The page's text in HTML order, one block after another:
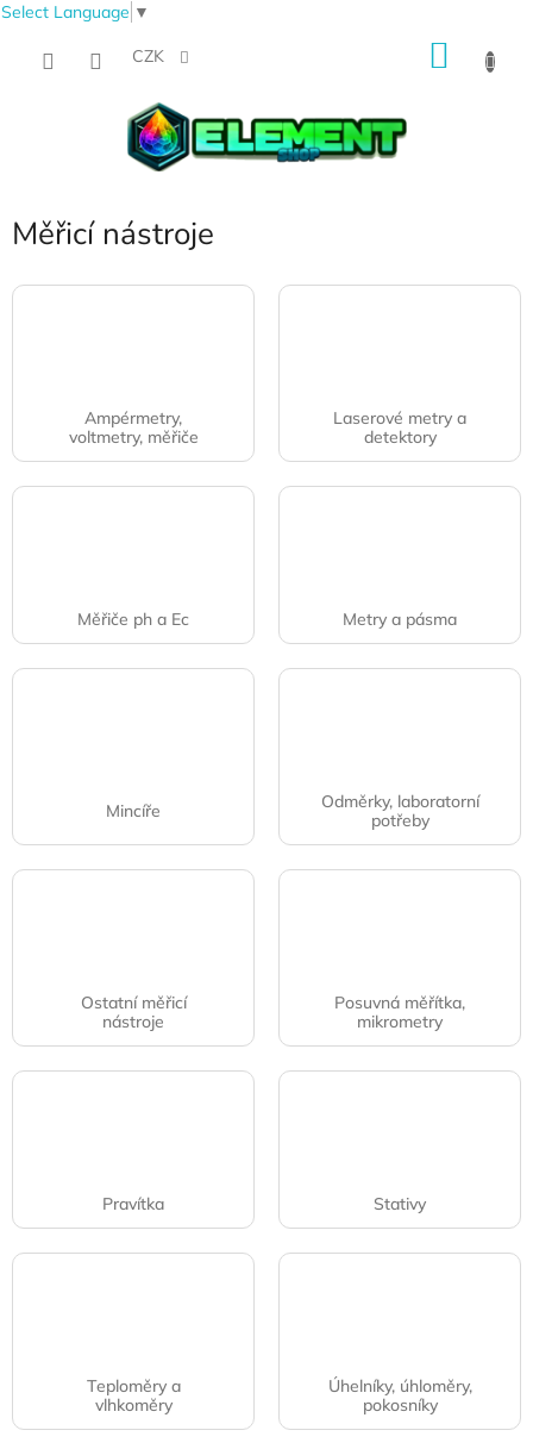
Select Language ▼
CZK
Měřicí nástroje
Ampérmetry,
voltmetry, měřiče
Laserové metry a
detektory
Měřiče ph a Ec Metry a pásma
Mincíře
Odměrky, laboratorní
potřeby
Ostatní měřicí
nástroje
Posuvná měřítka,
mikrometry
Pravítka Stativy
Teploměry a
vlhkoměry
Úhelníky, úhloměry,
pokosníky